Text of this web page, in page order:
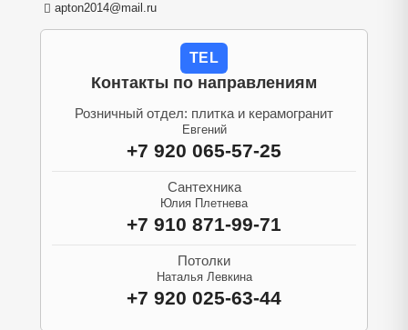
apton2014@mail.ru
TEL
Контакты по направлениям
Розничный отдел: плитка и керамогранит
Евгений
+7 920 065-57-25
Сантехника
Юлия Плетнева
+7 910 871-99-71
Потолки
Наталья Левкина
+7 920 025-63-44